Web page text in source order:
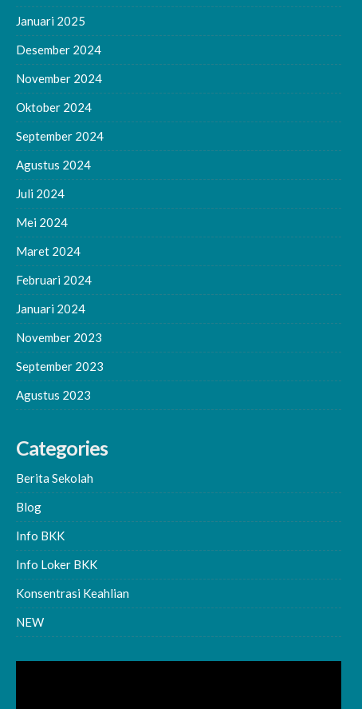
Januari 2025
Desember 2024
November 2024
Oktober 2024
September 2024
Agustus 2024
Juli 2024
Mei 2024
Maret 2024
Februari 2024
Januari 2024
November 2023
September 2023
Agustus 2023
Categories
Berita Sekolah
Blog
Info BKK
Info Loker BKK
Konsentrasi Keahlian
NEW